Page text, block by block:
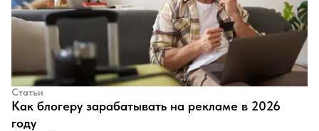
Статьи
Как блогеру зарабатывать на рекламе в 2026
году